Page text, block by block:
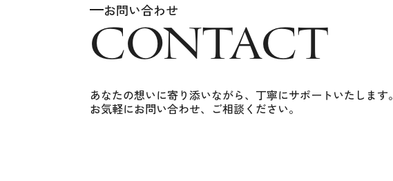
お問い合わせ
CONTACT
あなたの想いに寄り添いながら、丁寧にサポートいたします。
お気軽にお問い合わせ、ご相談ください。